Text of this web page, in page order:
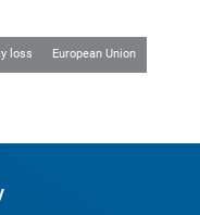
loss European Union